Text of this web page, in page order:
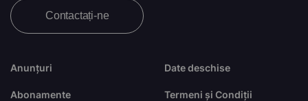
Anunțuri
Abonamente
Date deschise
Termeni și Condiții
Contactați-ne